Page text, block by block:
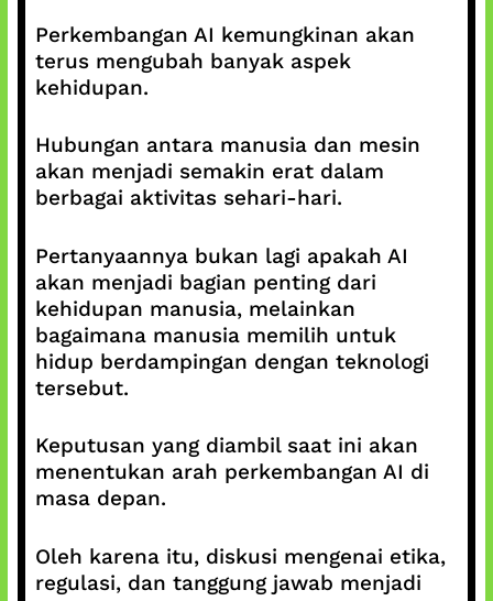
Perkembangan AI kemungkinan akan
terus mengubah banyak aspek
kehidupan.
Hubungan antara manusia dan mesin
akan menjadi semakin erat dalam
berbagai aktivitas sehari-hari.
Pertanyaannya bukan lagi apakah AI
akan menjadi bagian penting dari
kehidupan manusia, melainkan
bagaimana manusia memilih untuk
hidup berdampingan dengan teknologi
tersebut.
Keputusan yang diambil saat ini akan
menentukan arah perkembangan AI di
masa depan.
Oleh karena itu, diskusi mengenai etika,
regulasi, dan tanggung jawab menjadi